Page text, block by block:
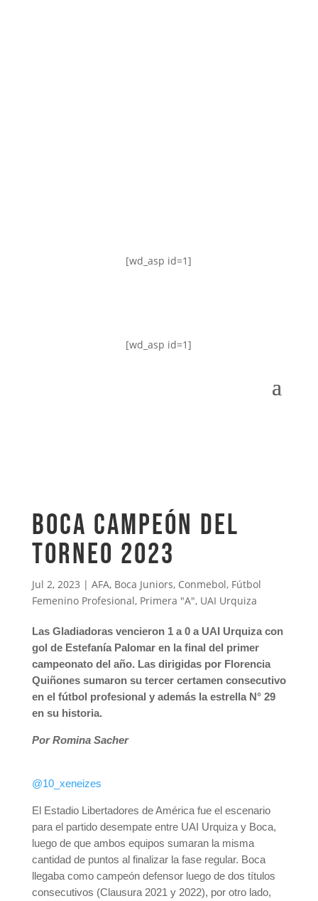
[wd_asp id=1]
[wd_asp id=1]
BOCA CAMPEÓN DEL
TORNEO 2023
Jul 2, 2023 | AFA, Boca Juniors, Conmebol, Fútbol
Femenino Profesional, Primera "A", UAI Urquiza
Las Gladiadoras vencieron 1 a 0 a UAI Urquiza con
gol de Estefanía Palomar en la final del primer
campeonato del año. Las dirigidas por Florencia
Quiñones sumaron su tercer certamen consecutivo
en el fútbol profesional y además la estrella N° 29
en su historia.
Por Romina Sacher
@10_xeneizes
El Estadio Libertadores de América fue el escenario
para el partido desempate entre UAI Urquiza y Boca,
luego de que ambos equipos sumaran la misma
cantidad de puntos al finalizar la fase regular. Boca
llegaba como campeón defensor luego de dos títulos
consecutivos (Clausura 2021 y 2022), por otro lado,